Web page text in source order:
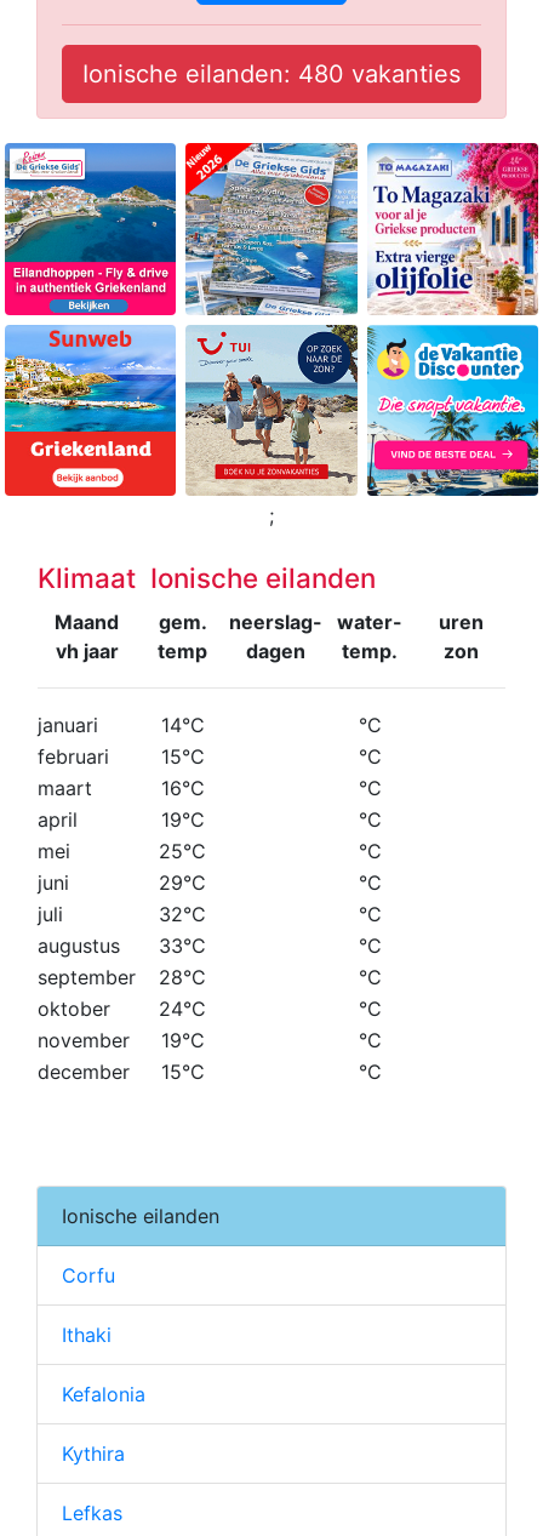
Ionische eilanden: 480 vakanties
;
Klimaat Ionische eilanden
Maand
vh jaar
gem.
temp
neerslag-
dagen
water-
temp.
uren
zon
januari 14°C
°C
februari
15°C
°C
maart
16°C
°C
april
19°C
°C
mei
25°C
°C
juni
29°C
°C
juli
32°C
°C
augustus
33°C
°C
september
28°C
°C
oktober
24°C
°C
november
19°C
°C
december
15°C °C
Ionische eilanden
Corfu
Ithaki
Kefalonia
Kythira
Lefkas